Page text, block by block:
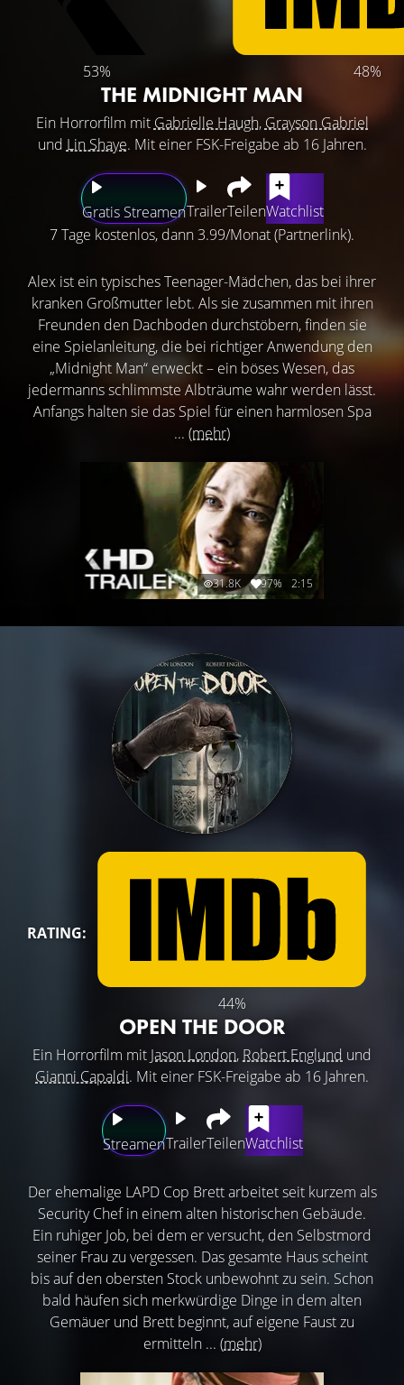
53% 48%
THE MIDNIGHT MAN
Ein Horrorfilm mit Gabrielle Haugh, Grayson Gabriel
und Lin Shaye. Mit einer FSK-Freigabe ab 16 Jahren.
Gratis StreamenTrailerTeilenWatchlist
7 Tage kostenlos, dann 3.99/Monat (Partnerlink).
Alex ist ein typisches Teenager-Mädchen, das bei ihrer
kranken Großmutter lebt. Als sie zusammen mit ihren
Freunden den Dachboden durchstöbern, finden sie
eine Spielanleitung, die bei richtiger Anwendung den
„Midnight Man“ erweckt – ein böses Wesen, das
jedermanns schlimmste Albträume wahr werden lässt.
Anfangs halten sie das Spiel für einen harmlosen Spa
... (mehr)
31.8K 97% 2:15
RATING:
44%
OPEN THE DOOR
Ein Horrorfilm mit Jason London, Robert Englund und
Gianni Capaldi. Mit einer FSK-Freigabe ab 16 Jahren.
StreamenTrailerTeilenWatchlist
Der ehemalige LAPD Cop Brett arbeitet seit kurzem als
Security Chef in einem alten historischen Gebäude.
Ein ruhiger Job, bei dem er versucht, den Selbstmord
seiner Frau zu vergessen. Das gesamte Haus scheint
bis auf den obersten Stock unbewohnt zu sein. Schon
bald häufen sich merkwürdige Dinge in dem alten
Gemäuer und Brett beginnt, auf eigene Faust zu
ermitteln ... (mehr)